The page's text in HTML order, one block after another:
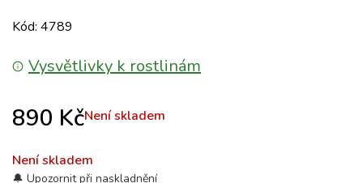
Kód: 4789
Vysvětlivky k rostlinám
890 KčNení skladem
Není skladem